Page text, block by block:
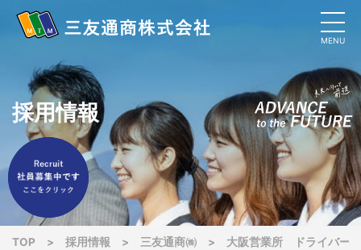
MENU
採用情報
TOP > 採用情報 > 三友通商㈱ > 大阪営業所 ドライバー